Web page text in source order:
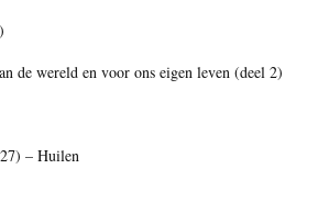
de wereld en voor ons eigen leven (deel 2)
– Huilen